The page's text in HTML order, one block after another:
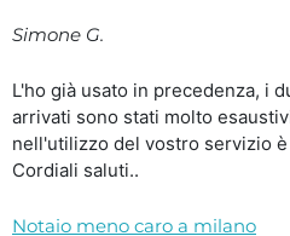
Simone G.
L'ho già usato in precedenza, i
arrivati sono stati molto
nell'utilizzo del vostro servizio
Cordiali saluti..
Notaio meno caro a milano